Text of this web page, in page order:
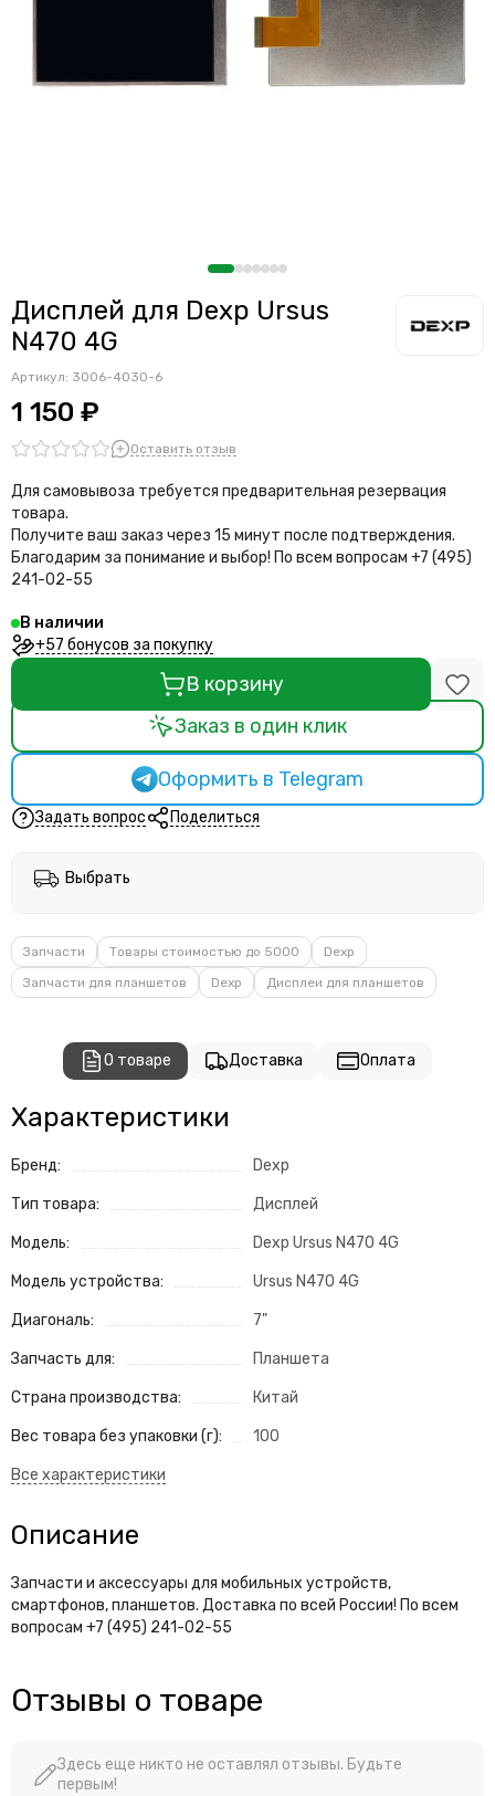
Дисплей для Dexp Ursus
N470 4G
Артикул: 3006-4030-6
1 150 ₽
Оставить отзыв
Для самовывоза требуется предварительная резервация
товара.
Получите ваш заказ через 15 минут после подтверждения.
Благодарим за понимание и выбор! По всем вопросам +7 (495)
241-02-55
В наличии
+57 бонусов за покупку
В корзину
Заказ в один клик
Оформить в Telegram
Задать вопрос Поделиться
Выбрать
Запчасти Товары стоимостью до 5000
Dexp
Запчасти для планшетов
Dexp Дисплеи для планшетов
О товаре Доставка Оплата
Характеристики
Бренд: Dexp
Тип товара: Дисплей
Модель: Dexp Ursus N470 4G
Модель устройства: Ursus N470 4G
Диагональ: 7"
Запчасть для: Планшета
Страна производства: Китай
Вес товара без упаковки (г): 100
Описание
Запчасти и аксессуары для мобильных устройств,
смартфонов, планшетов. Доставка по всей России! По всем
вопросам +7 (495) 241-02-55
Отзывы о товаре
Здесь еще никто не оставлял отзывы. Будьте
первым!